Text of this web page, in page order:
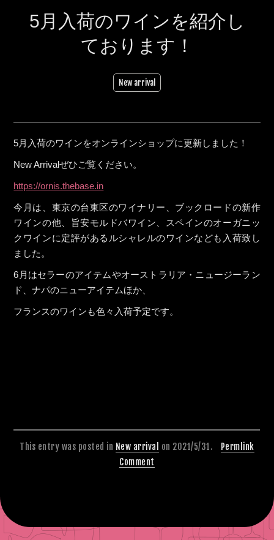
5月入荷のワインを紹介し
ております！
New arrival
5月入荷のワインをオンラインショップに更新しました！
New Arrivalぜひご覧ください。
https://ornis.thebase.in
今月は、東京の台東区のワイナリー、ブックロードの新作
ワインの他、旨安モルドバワイン、スペインのオーガニッ
クワインに定評があるルシャレルのワインなども入荷致し
ました。
6月はセラーのアイテムやオーストラリア・ニュージーラン
ド、ナパのニューアイテムほか、
フランスのワインも色々入荷予定です。
This entry was posted in New arrival on 2021/5/31.
Permlink
Comment